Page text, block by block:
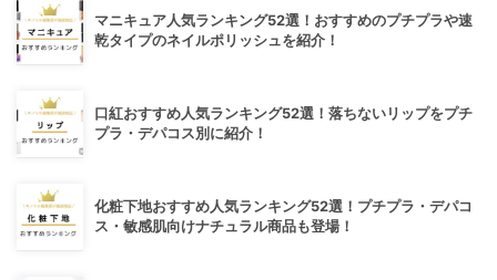
マニキュア人気ランキング52選！おすすめのプチプラや速
乾タイプのネイルポリッシュを紹介！
口紅おすすめ人気ランキング52選！落ちないリップをプチ
プラ・デパコス別に紹介！
化粧下地おすすめ人気ランキング52選！プチプラ・デパコ
ス・敏感肌向けナチュラル商品も登場！